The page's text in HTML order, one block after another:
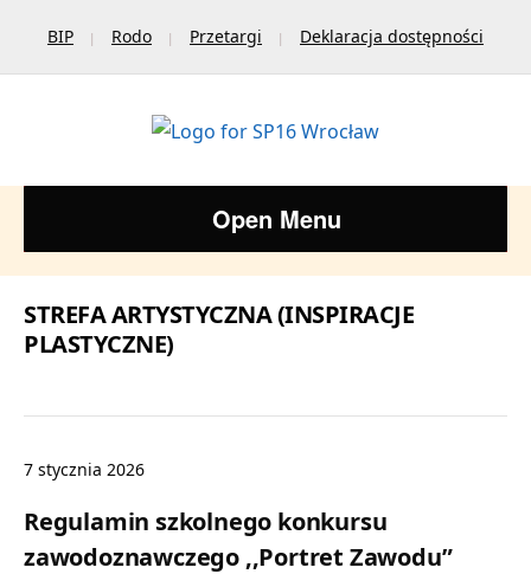
BIP Rodo Przetargi Deklaracja dostępności
Open Menu
STREFA ARTYSTYCZNA (INSPIRACJE
PLASTYCZNE)
7 stycznia 2026
Regulamin szkolnego konkursu
zawodoznawczego ,,Portret Zawodu”